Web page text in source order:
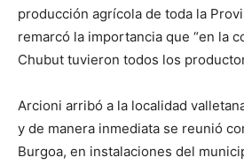
producción agrícola de toda la
remarcó la importancia que “en la
Chubut tuvieron todos los
Arcioni arribó a la localidad
y de manera inmediata se reunió
Burgoa, en instalaciones del